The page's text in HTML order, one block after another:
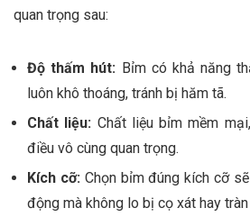
quan trọng sau:
Độ thấm hút: Bỉm có khả năng
luôn khô thoáng, tránh bị hăm tã.
Chất liệu: Chất liệu bỉm mềm
điều vô cùng quan trọng.
Kích cỡ:Chọn bỉm đúng kích cỡ
động mà không lo bị cọ xát hay